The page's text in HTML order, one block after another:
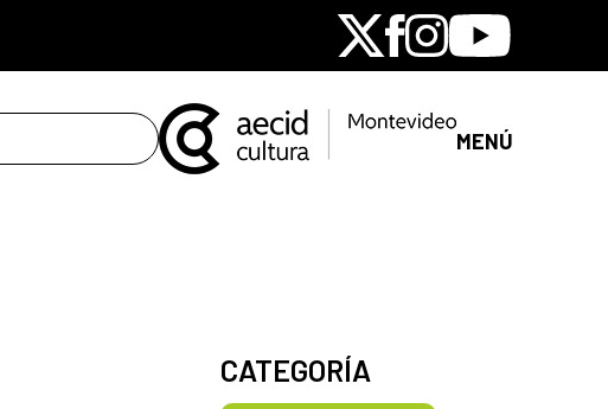
X Facebook
Instagram
Youtube
MENÚ
CATEGORÍA